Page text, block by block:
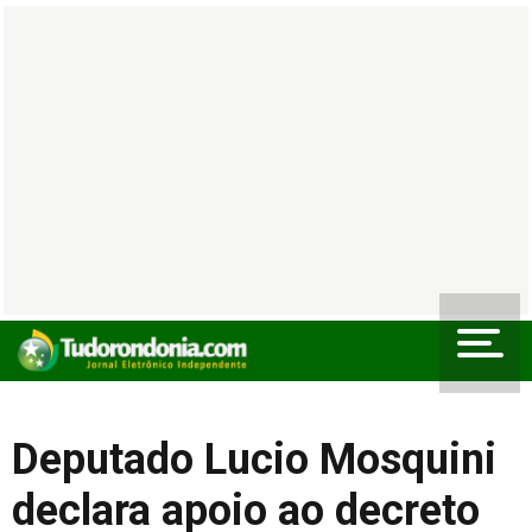
Deputado Lucio Mosquini
declara apoio ao decreto